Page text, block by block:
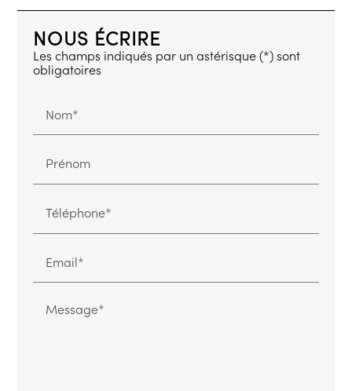
NOUS ÉCRIRE
Les champs indiqués par un astérisque (*) sont
obligatoires
Nom*
Prénom
Téléphone*
Email*
Message*